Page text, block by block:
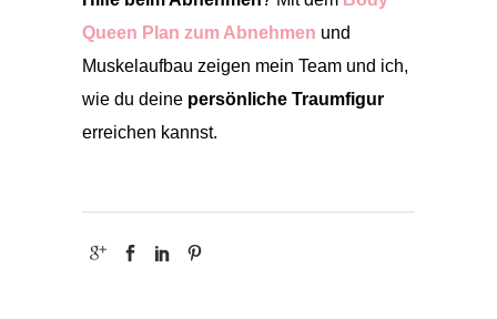
Queen Plan zum Abnehmen und
Muskelaufbau zeigen mein Team und ich,
wie du deine persönliche Traumfigur
erreichen kannst.